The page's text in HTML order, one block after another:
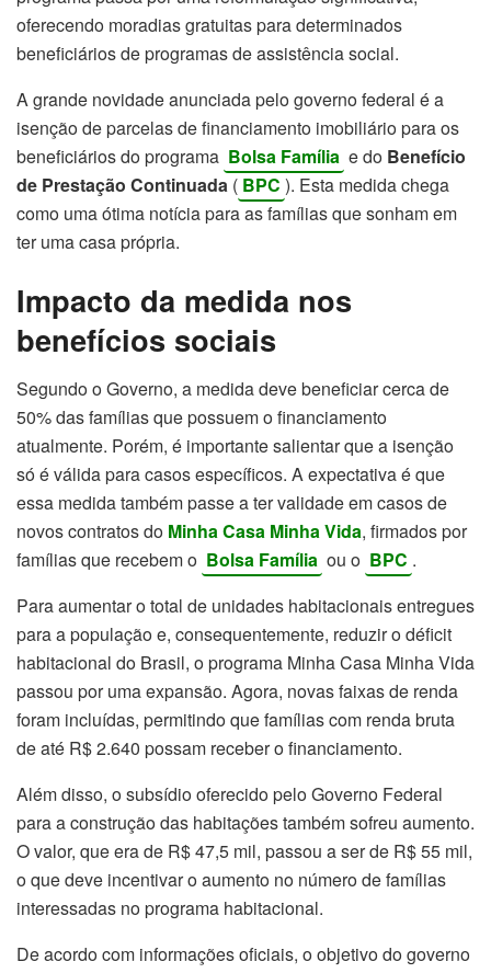
oferecendo moradias gratuitas para determinados
beneficiários de programas de assistência social.
A grande novidade anunciada pelo governo federal é a
isenção de parcelas de financiamento imobiliário para os
beneficiários do programa Bolsa Família e do Benefício
de Prestação Continuada ( BPC ). Esta medida chega
como uma ótima notícia para as famílias que sonham em
ter uma casa própria.
Impacto da medida nos
benefícios sociais
Segundo o Governo, a medida deve beneficiar cerca de
50% das famílias que possuem o financiamento
atualmente. Porém, é importante salientar que a isenção
só é válida para casos específicos. A expectativa é que
essa medida também passe a ter validade em casos de
novos contratos do Minha Casa Minha Vida, firmados por
famílias que recebem o Bolsa Família ou o BPC .
Para aumentar o total de unidades habitacionais entregues
para a população e, consequentemente, reduzir o déficit
habitacional do Brasil, o programa Minha Casa Minha Vida
passou por uma expansão. Agora, novas faixas de renda
foram incluídas, permitindo que famílias com renda bruta
de até R$ 2.640 possam receber o financiamento.
Além disso, o subsídio oferecido pelo Governo Federal
para a construção das habitações também sofreu aumento.
O valor, que era de R$ 47,5 mil, passou a ser de R$ 55 mil,
o que deve incentivar o aumento no número de famílias
interessadas no programa habitacional.
De acordo com informações oficiais, o objetivo do governo